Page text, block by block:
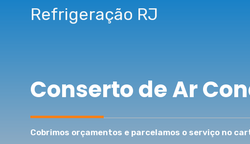
Refrigeração RJ
Conserto de Ar
Cobrimos orçamentos e parcelamos o serviço no